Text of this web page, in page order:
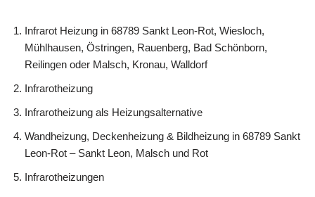
Infrarot Heizung in 68789 Sankt Leon-Rot, Wiesloch,
Mühlhausen, Östringen, Rauenberg, Bad Schönborn,
Reilingen oder Malsch, Kronau, Walldorf
Infrarotheizung
Infrarotheizung als Heizungsalternative
Wandheizung, Deckenheizung & Bildheizung in 68789 Sankt
Leon-Rot – Sankt Leon, Malsch und Rot
Infrarotheizungen